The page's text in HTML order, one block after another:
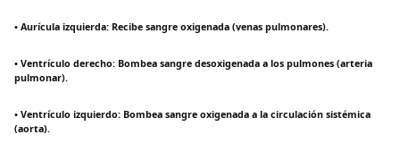
• Aurícula izquierda: Recibe sangre oxigenada (venas pulmonares).
• Ventrículo derecho: Bombea sangre desoxigenada a los pulmones (arteria
pulmonar).
• Ventrículo izquierdo: Bombea sangre oxigenada a la circulación sistémica
(aorta).